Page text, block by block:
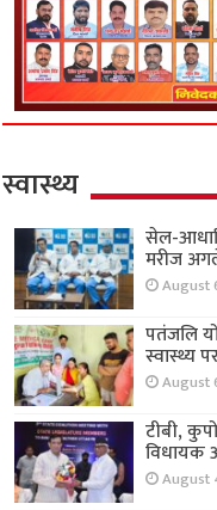
स्वास्थ्य
सेल-
मरीज
August
पतंजलि
स्वास्थ्य
August
टीबी,
विधायक
August